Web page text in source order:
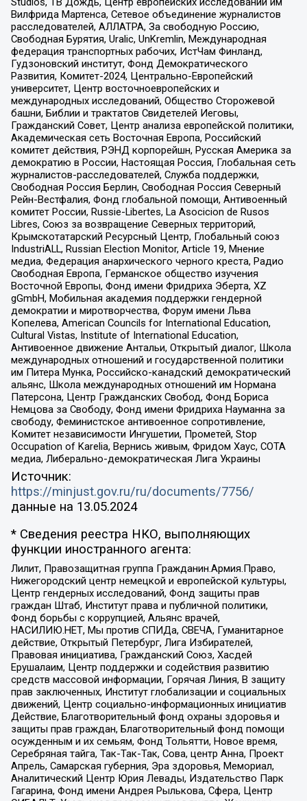
Вилфрида Мартенса, Сетевое объединение журналистов
расследователей, АЛЛАТРА, За свободную Россию,
Свободная Бурятия, Uralic, UnKremlin, Международная
федерация транспортных рабочих, ИстЧам Финланд,
Гудзоновский институт, Фонд Демократического
Развития, Комитет-2024, Центрально-Европейский
университет, Центр восточноевропейских и
международных исследований, Общество Сторожевой
башни, Библии и трактатов Свидетелей Иеговы,
Гражданский Совет, Центр анализа европейской политики,
Академическая сеть Восточная Европа, Российский
комитет действия, РЭНД корпорейшн, Русская Америка за
демократию в России, Настоящая Россия, Глобальная сеть
журналистов-расследователей, Служба поддержки,
Свободная Россия Берлин, Свободная Россия Северный
Рейн-Вестфалия, Фонд глобальной помощи, Антивоенный
комитет России, Russie-Libertes, La Asocicion de Rusos
Libres, Союз за возвращение Северных территорий,
Крымскотатарский Ресурсный Центр, Глобальный союз
IndustriALL, Russian Election Monitor, Article 19, Мнение
медиа, Федерация анархического черного креста, Радио
Свободная Европа, Германское общество изучения
Восточной Европы, Фонд имени Фридриха Эберта, XZ
gGmbH, Мобильная академия поддержки гендерной
демократии и миротворчества, Форум имени Льва
Копелева, American Councils for International Education,
Cultural Vistas, Institute of International Education,
Антивоенное движение Антальи, Открытый диалог, Школа
международных отношений и государственной политики
им Питера Мунка, Российско-канадский демократический
альянс, Школа международных отношений им Нормана
Патерсона, Центр Гражданских Свобод, Фонд Бориса
Немцова за Свободу, Фонд имени Фридриха Науманна за
свободу, Феминистское антивоенное сопротивление,
Комитет независимости Ингушетии, Прометей, Stop
Occupation of Karelia, Вернись живым, Фридом Хаус, СОТА
медиа, Либерально-демократическая Лига Украины
Источник:
https://minjust.gov.ru/ru/documents/7756/
данные на 13.05.2024
* Сведения реестра НКО, выполняющих
функции иностранного агента:
Лилит, Правозащитная группа Гражданин.Армия.Право,
Нижегородский центр немецкой и европейской культуры,
Центр гендерных исследований, Фонд защиты прав
граждан Штаб, Институт права и публичной политики,
Фонд борьбы с коррупцией, Альянс врачей,
НАСИЛИЮ.НЕТ, Мы против СПИДа, СВЕЧА, Гуманитарное
действие, Открытый Петербург, Лига Избирателей,
Правовая инициатива, Гражданский Союз, Хасдей
Ерушалаим, Центр поддержки и содействия развитию
средств массовой информации, Горячая Линия, В защиту
прав заключенных, Институт глобализации и социальных
движений, Центр социально-информационных инициатив
Действие, Благотворительный фонд охраны здоровья и
защиты прав граждан, Благотворительный фонд помощи
осужденным и их семьям, Фонд Тольятти, Новое время,
Серебряная тайга, Так-Так-Так, Сова, центр Анна, Проект
Апрель, Самарская губерния, Эра здоровья, Мемориал,
Аналитический Центр Юрия Левады, Издательство Парк
Гагарина, Фонд имени Андрея Рылькова, Сфера, Центр